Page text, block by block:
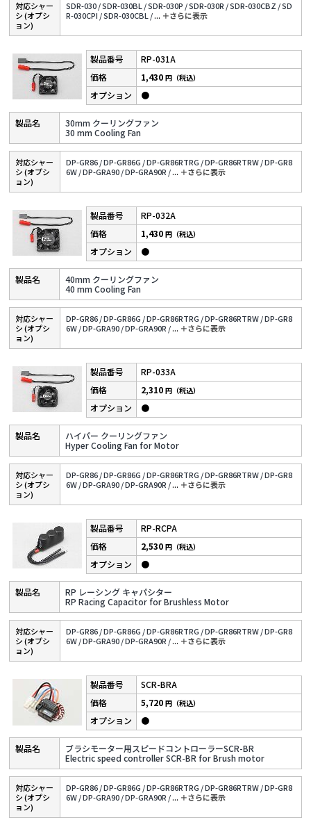
対応シャー
シ (オプシ
ョン)
SDR-030 /SDR-030BL /SDR-030P /SDR-030R /SDR-030CBZ /SD
R-030CPI /SDR-030CBL /... ＋さらに表⽰
RP-031A
30mm クーリングファン
30 mm Cooling Fan
1,430円（税込）
●
対応シャー
シ (オプシ
ョン)
DP-GR86 /DP-GR86G /DP-GR86RTRG /DP-GR86RTRW /DP-GR8
6W /DP-GRA90 /DP-GRA90R /... ＋さらに表⽰
RP-032A
40mm クーリングファン
40 mm Cooling Fan
1,430円（税込）
●
対応シャー
シ (オプシ
ョン)
DP-GR86 /DP-GR86G /DP-GR86RTRG /DP-GR86RTRW /DP-GR8
6W /DP-GRA90 /DP-GRA90R /... ＋さらに表⽰
RP-033A
ハイパー クーリングファン
Hyper Cooling Fan for Motor
2,310円（税込）
●
対応シャー
シ (オプシ
ョン)
DP-GR86 /DP-GR86G /DP-GR86RTRG /DP-GR86RTRW /DP-GR8
6W /DP-GRA90 /DP-GRA90R /... ＋さらに表⽰
RP-RCPA
RP レーシング キャパシター
RP Racing Capacitor for Brushless Motor
2,530円（税込）
●
対応シャー
シ (オプシ
ョン)
DP-GR86 /DP-GR86G /DP-GR86RTRG /DP-GR86RTRW /DP-GR8
6W /DP-GRA90 /DP-GRA90R /... ＋さらに表⽰
SCR-BRA
ブラシモーター用スピードコントローラーSCR-BR
Electric speed controller SCR-BR for Brush motor
5,720円（税込）
●
対応シャー
シ (オプシ
ョン)
DP-GR86 /DP-GR86G /DP-GR86RTRG /DP-GR86RTRW /DP-GR8
6W /DP-GRA90 /DP-GRA90R /... ＋さらに表⽰